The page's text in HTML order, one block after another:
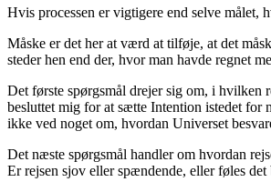
Hvis processen er vigtigere end selve målet,
Måske er det her at værd at tilføje, at det
steder hen end der, hvor man havde regnet
Det første spørgsmål drejer sig om, i hvilken
besluttet mig for at sætte Intention istedet
ikke ved noget om, hvordan Universet
Det næste spørgsmål handler om hvordan
Er rejsen sjov eller spændende, eller føles